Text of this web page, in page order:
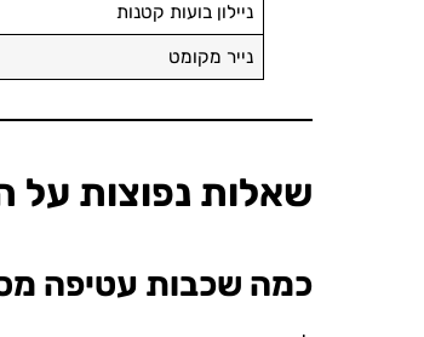
ניילון בועות קטנות
נייר מקומט
שאלות נפוצות על
כמה שכבות עטיפה